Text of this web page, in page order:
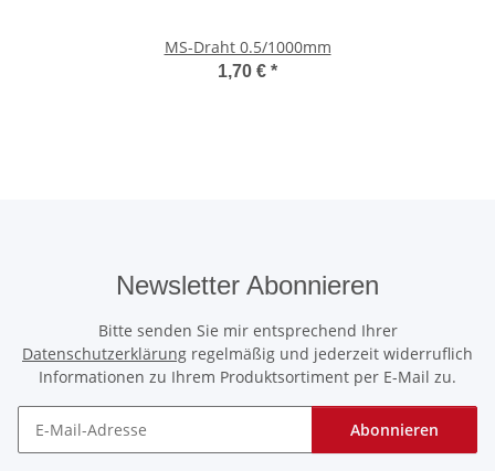
MS-Draht 0.5/1000mm
1,70 € *
Newsletter Abonnieren
Bitte senden Sie mir entsprechend Ihrer
Datenschutzerklärung regelmäßig und jederzeit widerruflich
Informationen zu Ihrem Produktsortiment per E-Mail zu.
Abonnieren